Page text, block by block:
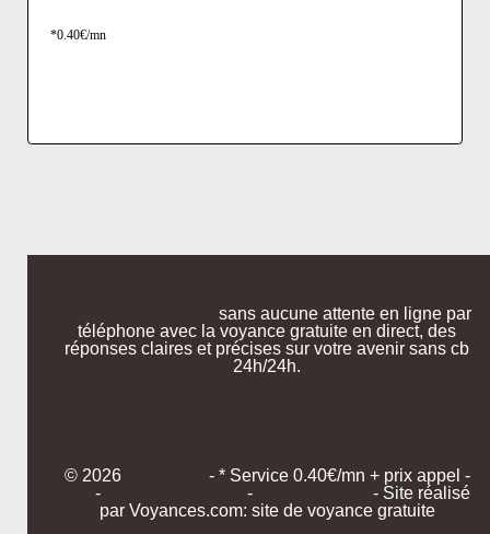
*0.40€/mn
sans aucune attente en ligne par
téléphone avec la voyance gratuite en direct, des
réponses claires et précises sur votre avenir sans cb
24h/24h.
© 2026
- * Service 0.40€/mn + prix appel -
-
-
- Site réalisé
par Voyances.com: site de voyance gratuite